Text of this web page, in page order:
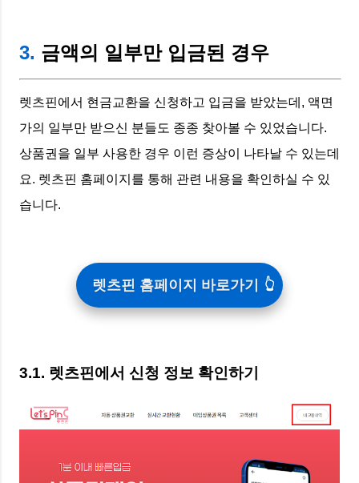
3. 금액의 일부만 입금된 경우
렛츠핀에서 현금교환을 신청하고 입금을 받았는데, 액면
가의 일부만 받으신 분들도 종종 찾아볼 수 있었습니다.
상품권을 일부 사용한 경우 이런 증상이 나타날 수 있는데
요. 렛츠핀 홈페이지를 통해 관련 내용을 확인하실 수 있
습니다.
렛츠핀 홈페이지 바로가기
3.1. 렛츠핀에서 신청 정보 확인하기